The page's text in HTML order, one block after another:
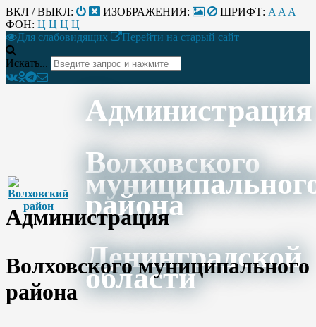
ВКЛ / ВЫКЛ: ИЗОБРАЖЕНИЯ: ШРИФТ: A A A
ФОН: Ц Ц Ц Ц
Для слабовидящих
Перейти на старый сайт
Искать...
Администрация
Волховского
района
Ленинградской
области
Администрация
Волховского муниципального
района